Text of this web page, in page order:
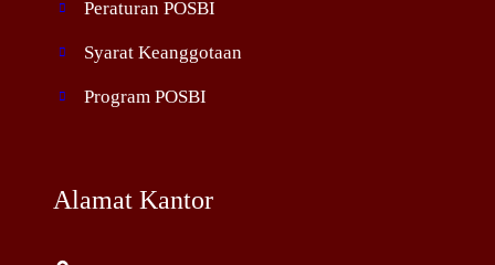
Peraturan POSBI
Syarat Keanggotaan
Program POSBI
Alamat Kantor